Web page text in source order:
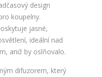
design
koupelny.
jasné,
ideální nad
aniž by oslňovalo.
difuzorem, který